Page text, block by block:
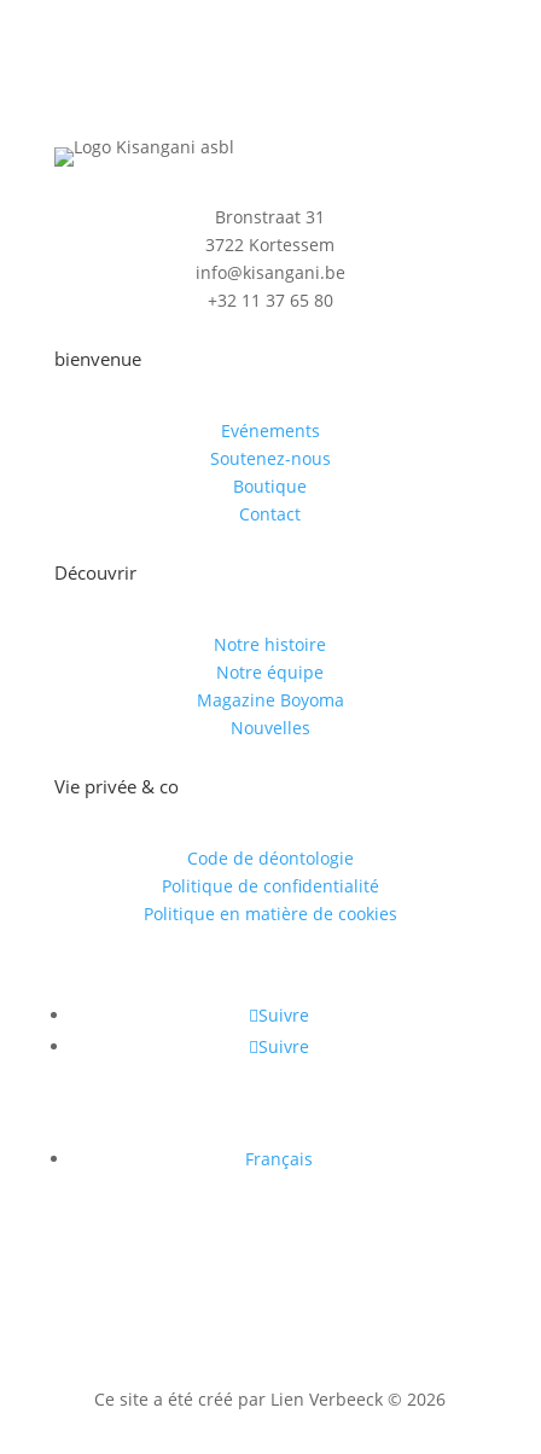
Bronstraat 31
3722 Kortessem
info@kisangani.be
+32 11 37 65 80
bienvenue
Evénements
Soutenez-nous
Boutique
Contact
Découvrir
Notre histoire
Notre équipe
Magazine Boyoma
Nouvelles
Vie privée & co
Code de déontologie
Politique de confidentialité
Politique en matière de cookies
Suivre
Suivre
Français
Ce site a été créé par Lien Verbeeck © 2026